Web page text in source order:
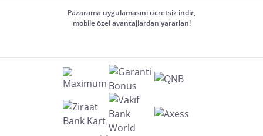
Pazarama uygulamasını ücretsiz indir,
mobile özel avantajlardan yararlan!